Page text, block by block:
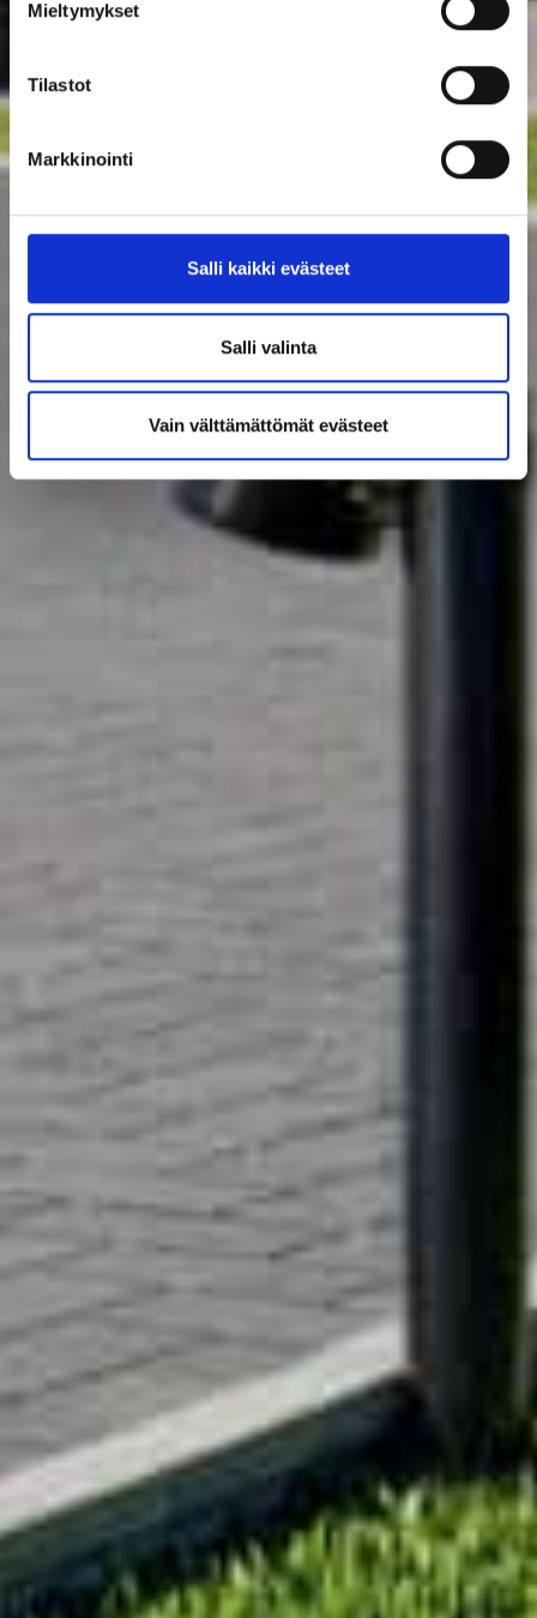
Mieltymykset
Tilastot
Markkinointi
Salli kaikki evästeet
Salli valinta
Vain välttämättömät evästeet